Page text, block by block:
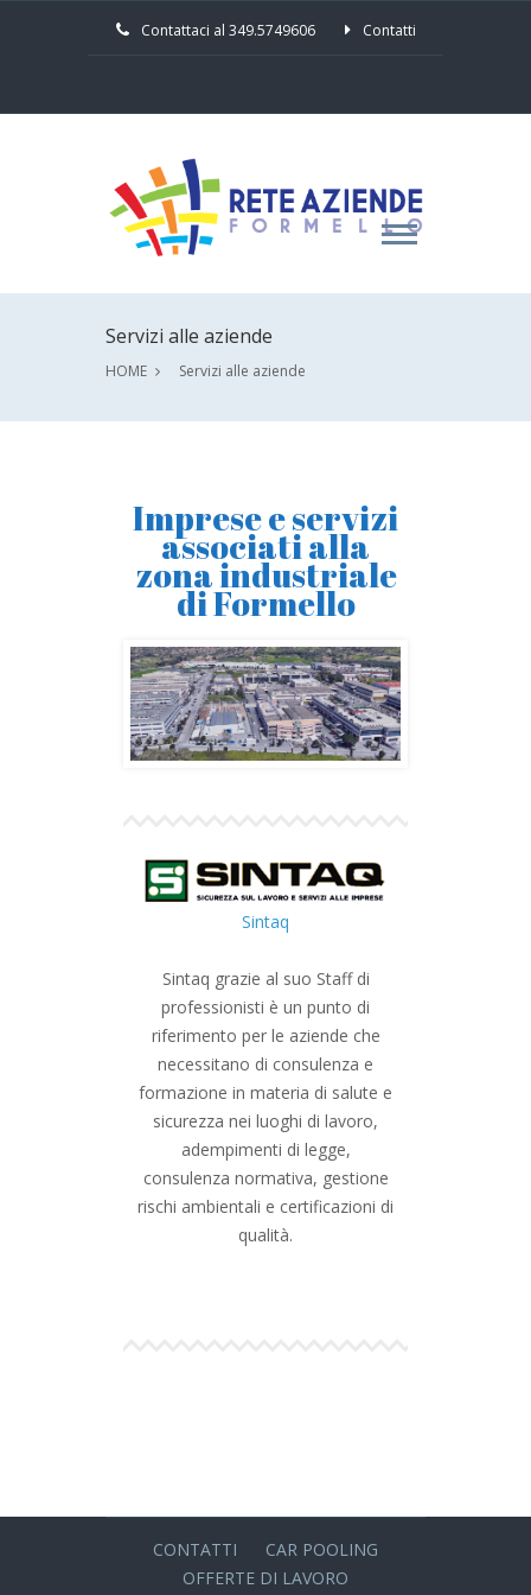
Contattaci al 349.5749606 Contatti
Servizi alle aziende
HOME Servizi alle aziende
Imprese e servizi
associati alla
zona industriale
di Formello
Sintaq
Sintaq grazie al suo Staff di
professionisti è un punto di
riferimento per le aziende che
necessitano di consulenza e
formazione in materia di salute e
sicurezza nei luoghi di lavoro,
adempimenti di legge,
consulenza normativa, gestione
rischi ambientali e certificazioni di
qualità.
CONTATTI
CAR POOLING
OFFERTE DI LAVORO